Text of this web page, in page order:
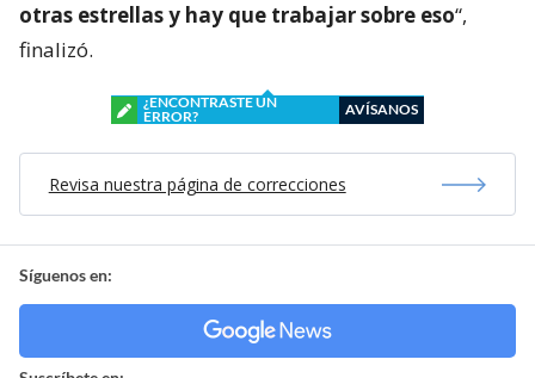
otras estrellas y hay que trabajar sobre eso“,
finalizó.
¿ENCONTRASTE UN
ERROR?
AVÍSANOS
Revisa nuestra página de correcciones
Síguenos en: